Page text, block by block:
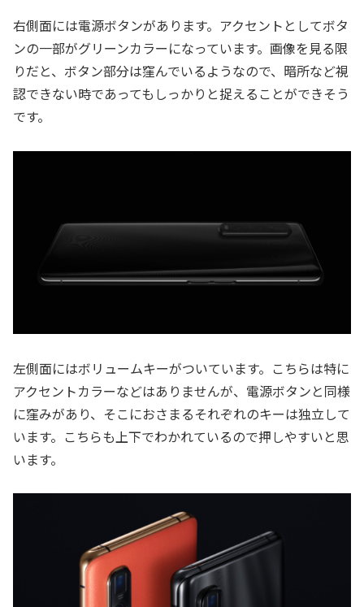
右側面には電源ボタンがあります。アクセントとしてボタ
ンの一部がグリーンカラーになっています。画像を見る限
りだと、ボタン部分は窪んでいるようなので、暗所など視
認できない時であってもしっかりと捉えることができそう
です。
左側面にはボリュームキーがついています。こちらは特に
アクセントカラーなどはありませんが、電源ボタンと同様
に窪みがあり、そこにおさまるそれぞれのキーは独立して
います。こちらも上下でわかれているので押しやすいと思
います。